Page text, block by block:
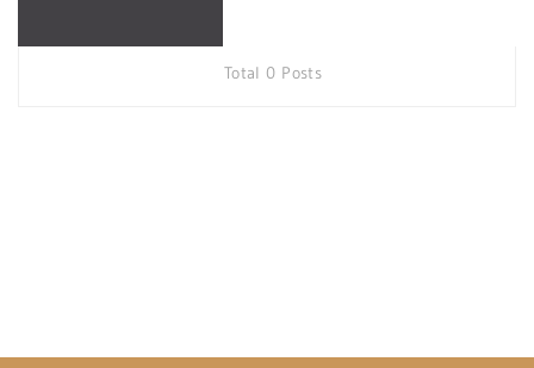
Total 0 Posts